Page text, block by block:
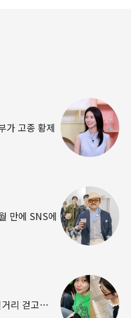
가 고종 황제
만에 SNS에
거리 걷고…